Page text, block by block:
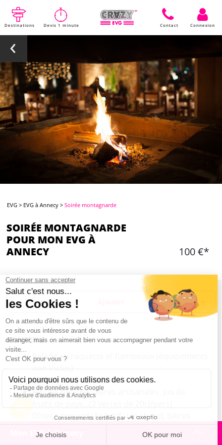
Destinations Devis 1 minute Contact Connexion
EVG > EVG à Annecy >Soirée montagnarde
SOIRÉE MONTAGNARDE
POUR MON EVG À
ANNECY
100 €*
CONTENU
Balade en raquette et flambeaux (équipements
Apéritif autour du feu
Amuse-bouche, bières artisanales, jus de
Dîner savoyard (Apéritif : vin chaud, bières
artisanales, boissons softs // Entrée : Soupe de
légumes maison, fromage, croûtons ou buffet
Mon EVG à Annecy